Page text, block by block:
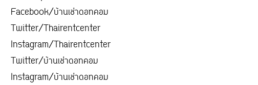
Facebook/บ้านเช่าดอทคอม
Twitter/Thairentcenter
Instagram/Thairentcenter
Twitter/บ้านเช่าดอทคอม
Instagram/บ้านเช่าดอทคอม